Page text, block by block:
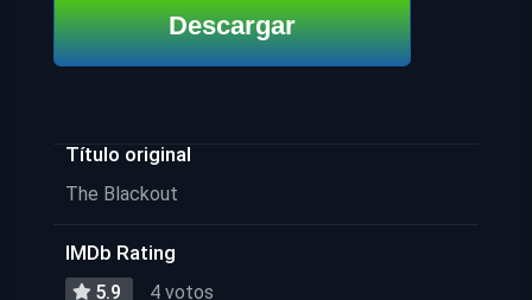
Descargar
Título original
The Blackout
IMDb Rating
5.9 4 votos